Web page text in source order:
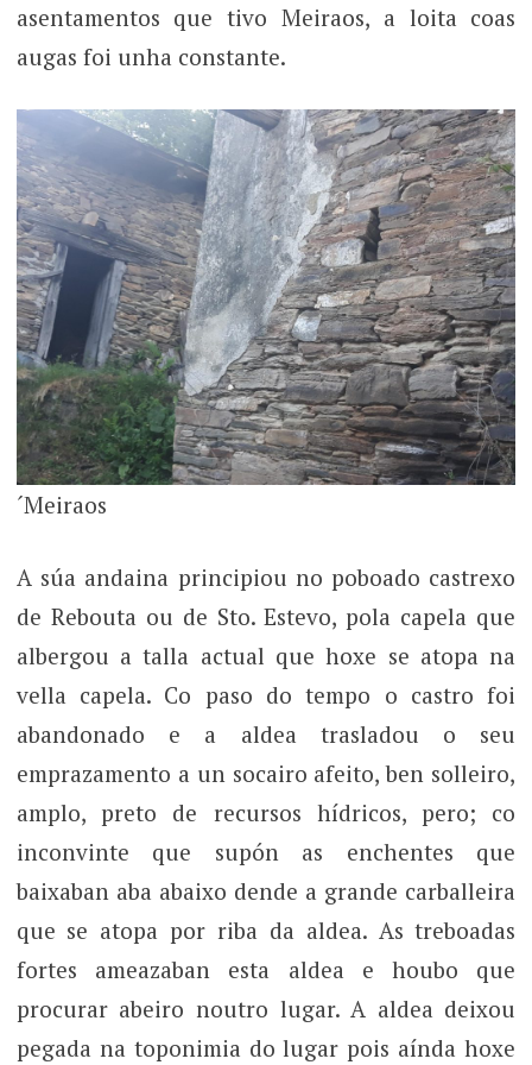
asentamentos que tivo Meiraos, a loita coas
augas foi unha constante.
´Meiraos
A súa andaina principiou no poboado castrexo
de Rebouta ou de Sto. Estevo, pola capela que
albergou a talla actual que hoxe se atopa na
vella capela. Co paso do tempo o castro foi
abandonado e a aldea trasladou o seu
emprazamento a un socairo afeito, ben solleiro,
amplo, preto de recursos hídricos, pero; co
inconvinte que supón as enchentes que
baixaban aba abaixo dende a grande carballeira
que se atopa por riba da aldea. As treboadas
fortes ameazaban esta aldea e houbo que
procurar abeiro noutro lugar. A aldea deixou
pegada na toponimia do lugar pois aínda hoxe